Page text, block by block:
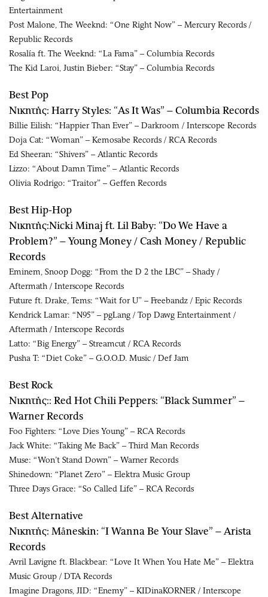
Entertainment
Post Malone, The Weeknd: “One Right Now” – Mercury Records /
Republic Records
Rosalía ft. The Weeknd: “La Fama” – Columbia Records
The Kid Laroi, Justin Bieber: “Stay” – Columbia Records
Best Pop
Νικητής: Harry Styles: “As It Was” – Columbia Records
Billie Eilish: “Happier Than Ever” – Darkroom / Interscope Records
Doja Cat: “Woman” – Kemosabe Records / RCA Records
Ed Sheeran: “Shivers” – Atlantic Records
Lizzo: “About Damn Time” – Atlantic Records
Olivia Rodrigo: “Traitor” – Geffen Records
Best Hip-Hop
Νικητής:Nicki Minaj ft. Lil Baby: “Do We Have a
Problem?” – Young Money / Cash Money / Republic
Records
Eminem, Snoop Dogg: “From the D 2 the LBC” – Shady /
Aftermath / Interscope Records
Future ft. Drake, Tems: “Wait for U” – Freebandz / Epic Records
Kendrick Lamar: “N95” – pgLang / Top Dawg Entertainment /
Aftermath / Interscope Records
Latto: “Big Energy” – Streamcut / RCA Records
Pusha T: “Diet Coke” – G.O.O.D. Music / Def Jam
Best Rock
Νικητής:: Red Hot Chili Peppers: “Black Summer” –
Warner Records
Foo Fighters: “Love Dies Young” – RCA Records
Jack White: “Taking Me Back” – Third Man Records
Muse: “Won’t Stand Down” – Warner Records
Shinedown: “Planet Zero” – Elektra Music Group
Three Days Grace: “So Called Life” – RCA Records
Best Alternative
Νικητής: Måneskin: “I Wanna Be Your Slave” – Arista
Records
Avril Lavigne ft. Blackbear: “Love It When You Hate Me” – Elektra
Music Group / DTA Records
Imagine Dragons, JID: “Enemy” – KIDinaKORNER / Interscope